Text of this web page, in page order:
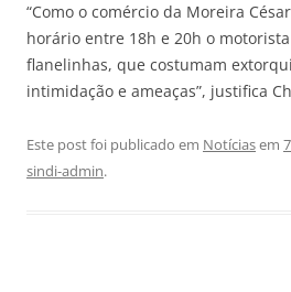
“Como o comércio da Moreira
horário entre 18h e 20h o
flanelinhas, que costumam
intimidação e ameaças”, justifica
Este post foi publicado em Notíciasem
sindi-admin.